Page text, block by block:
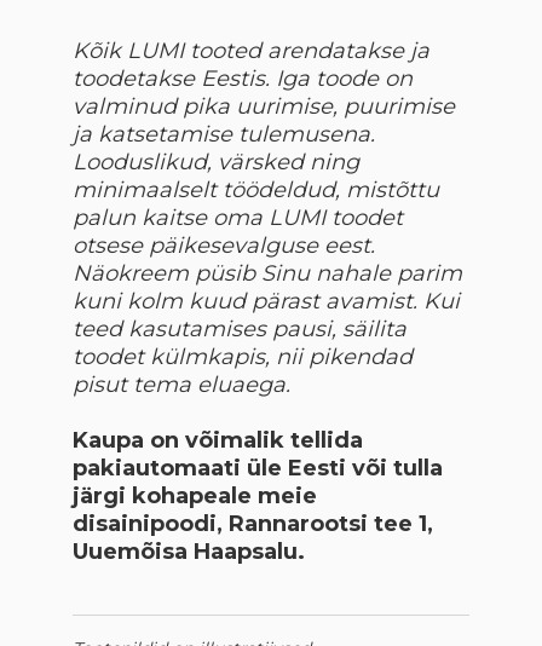
Kõik LUMI tooted arendatakse ja
toodetakse Eestis. Iga toode on
valminud pika uurimise, puurimise
ja katsetamise tulemusena.
Looduslikud, värsked ning
minimaalselt töödeldud, mistõttu
palun kaitse oma LUMI toodet
otsese päikesevalguse eest.
Näokreem püsib Sinu nahale parim
kuni kolm kuud pärast avamist. Kui
teed kasutamises pausi, säilita
toodet külmkapis, nii pikendad
pisut tema eluaega.
Kaupa on võimalik tellida
pakiautomaati üle Eesti või tulla
järgi kohapeale meie
disainipoodi, Rannarootsi tee 1,
Uuemõisa Haapsalu.